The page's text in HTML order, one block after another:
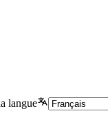
langue